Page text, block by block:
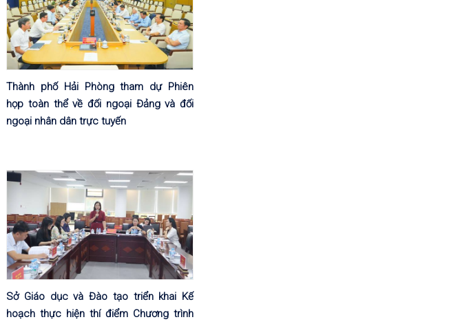
Thành phố Hải Phòng tham dự Phiên
họp toàn thể về đối ngoại Đảng và đối
ngoại nhân dân trực tuyến
Sở Giáo dục và Đào tạo triển khai Kế
hoạch thực hiện thí điểm Chương trình